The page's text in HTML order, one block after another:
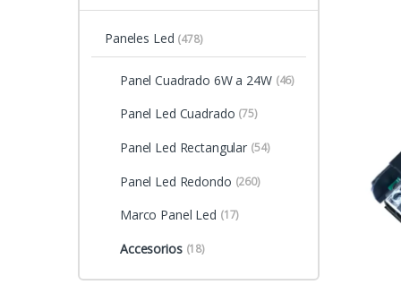
Paneles Led (478)
Panel Cuadrado 6W a 24W (46)
Panel Led Cuadrado (75)
Panel Led Rectangular (54)
Panel Led Redondo (260)
Marco Panel Led (17)
Accesorios (18)